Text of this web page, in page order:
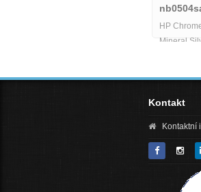
HP
Mineral
Kontakt
Kontaktní